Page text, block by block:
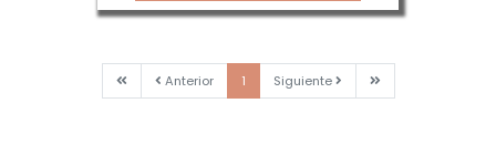
PrimeraAnteriorAnterior
1 Siguiente SiguienteÚltima